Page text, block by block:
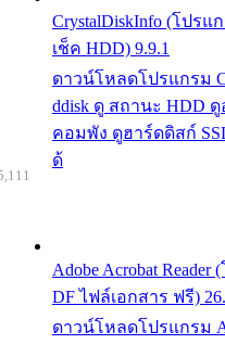
CrystalDiskInfo (โปรแ
เช็ค HDD) 9.9.1
ดาวน์โหลดโปรแกรม
ddisk ดู สถานะ HDD
คอมพัง ดูฮาร์ดดิสก์
ด้
Adobe Acrobat
DF ไฟล์เอกสาร ฟรี)
ดาวน์โหลดโปรแกรม